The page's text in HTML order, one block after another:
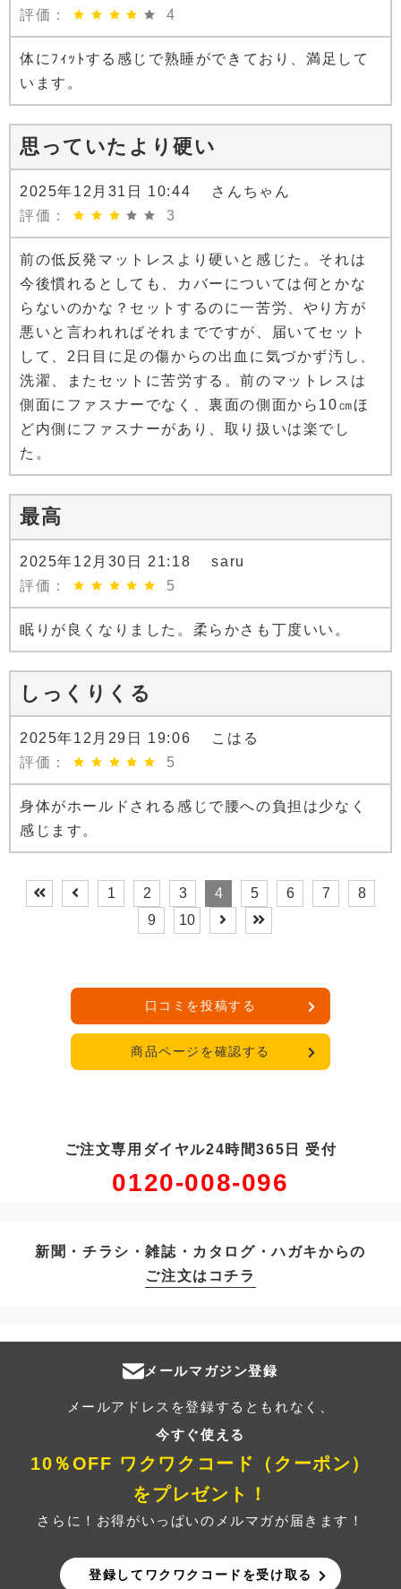
評価： 4
体にﾌｨｯﾄする感じで熟睡ができており、満足して
います。
思っていたより硬い
2025年12月31日 10:44 さんちゃん
評価：
3
前の低反発マットレスより硬いと感じた。それは
今後慣れるとしても、カバーについては何とかな
らないのかな？セットするのに一苦労、やり方が
悪いと言われればそれまでですが、届いてセット
して、2日目に足の傷からの出血に気づかず汚し、
洗濯、またセットに苦労する。前のマットレスは
側面にファスナーでなく、裏面の側面から10㎝ほ
ど内側にファスナーがあり、取り扱いは楽でし
た。
最高
2025年12月30日 21:18 saru
評価：
5
眠りが良くなりました。柔らかさも丁度いい。
しっくりくる
2025年12月29日 19:06 こはる
評価：
5
身体がホールドされる感じで腰への負担は少なく
感じます。
1 2 3 4 5 6 7
8
9
10
口コミを投稿する
商品ページを確認する
ご注文専用ダイヤル24時間365日 受付
0120-008-096
新聞・チラシ・雑誌・カタログ・ハガキからの
ご注文はコチラ
メールマガジン登録
メールアドレスを登録するともれなく、
今すぐ使える
10％OFF ワクワクコード（クーポン）
をプレゼント！
さらに！お得がいっぱいのメルマガが届きます！
登録してワクワクコードを受け取る